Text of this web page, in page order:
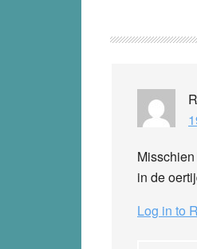
in de
Log in to